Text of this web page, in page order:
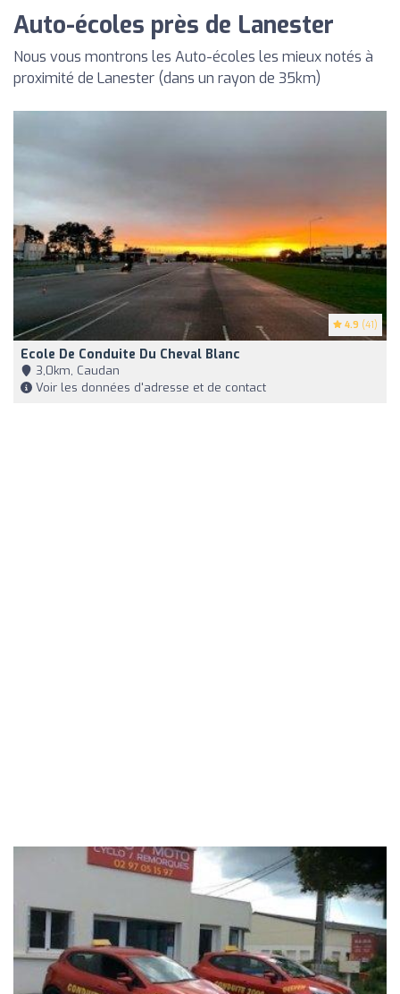
Auto-écoles près de Lanester
Nous vous montrons les Auto-écoles les mieux notés à
proximité de Lanester (dans un rayon de 35km)
4.9 (41)
Ecole De Conduite Du Cheval Blanc
3,0km, Caudan
Voir les données d'adresse et de contact